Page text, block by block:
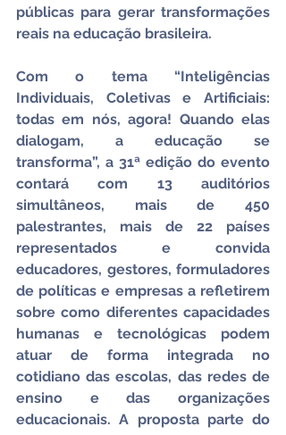
públicas para gerar transformações
reais na educação brasileira.
Com o tema “Inteligências
Individuais, Coletivas e Artificiais:
todas em nós, agora! Quando elas
dialogam, a educação se
transforma”, a 31ª edição do evento
contará com 13 auditórios
simultâneos, mais de 450
palestrantes, mais de 22 países
representados e convida
educadores, gestores, formuladores
de políticas e empresas a refletirem
sobre como diferentes capacidades
humanas e tecnológicas podem
atuar de forma integrada no
cotidiano das escolas, das redes de
ensino e das organizações
educacionais. A proposta parte do